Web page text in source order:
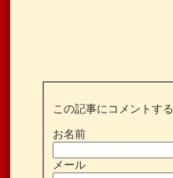
この記事にコメントする
お名前
メール